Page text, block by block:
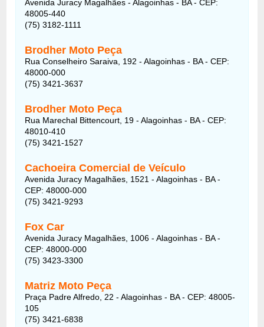
Avenida Juracy Magalhães - Alagoinhas - BA - CEP:
48005-440
(75) 3182-1111
Brodher Moto Peça
Rua Conselheiro Saraiva, 192 - Alagoinhas - BA - CEP:
48000-000
(75) 3421-3637
Brodher Moto Peça
Rua Marechal Bittencourt, 19 - Alagoinhas - BA - CEP:
48010-410
(75) 3421-1527
Cachoeira Comercial de Veículo
Avenida Juracy Magalhães, 1521 - Alagoinhas - BA -
CEP: 48000-000
(75) 3421-9293
Fox Car
Avenida Juracy Magalhães, 1006 - Alagoinhas - BA -
CEP: 48000-000
(75) 3423-3300
Matriz Moto Peça
Praça Padre Alfredo, 22 - Alagoinhas - BA - CEP: 48005-
105
(75) 3421-6838